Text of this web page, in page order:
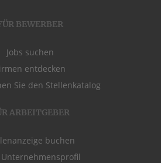
BEWERBER
Jobs suchen
entdecken
Sie den Stellenkatalog
ARBEITGEBER
buchen